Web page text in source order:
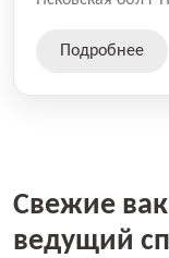
Подробнее
Свежие
ведущий